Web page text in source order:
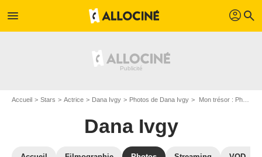
menu profil search
Accueil Stars Actrice Dana Ivgy Photos de Dana Ivgy Mon trésor : Photo Dana Ivgy, Keren Yedaya
Dana Ivgy